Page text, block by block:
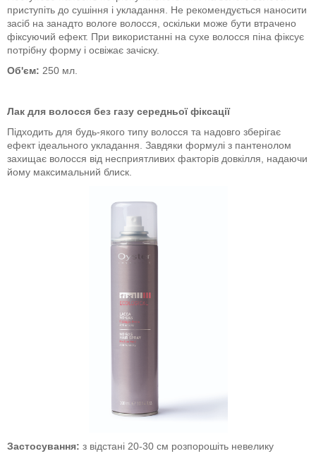
приступіть до сушіння і укладання. Не рекомендується наносити
засіб на занадто вологе волосся, оскільки може бути втрачено
фіксуючий ефект. При використанні на сухе волосся піна фіксує
потрібну форму і освіжає зачіску.
Об'єм: 250 мл.
Лак для волосся без газу середньої фіксації
Підходить для будь-якого типу волосся та надовго зберігає
ефект ідеального укладання. Завдяки формулі з пантенолом
захищає волосся від несприятливих факторів довкілля, надаючи
йому максимальний блиск.
Застосування: з відстані 20-30 см розпорошіть невелику